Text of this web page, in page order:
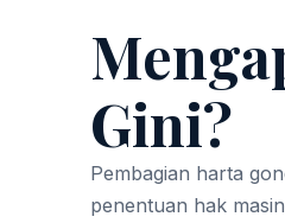
Gini?
Pembagian harta
penentuan hak